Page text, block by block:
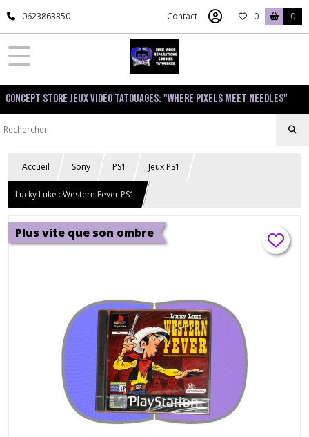
0623863350 Contact 0 0
Concept Store Jeux Vidéo Tatouages: "Where pixels meet needles"
Accueil Sony PS1 Jeux PS1
Lucky Luke : Western Fever PS1
Plus vite que son ombre